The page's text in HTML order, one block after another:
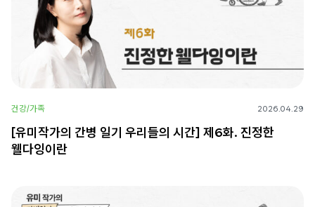
건강/가족 2026.04.29
[유미작가의 간병 일기 우리들의 시간] 제6화. 진정한
웰다잉이란